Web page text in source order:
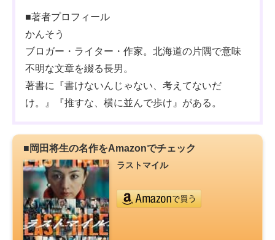
■著者プロフィール
かんそう
ブロガー・ライター・作家。北海道の片隅で意味
不明な文章を綴る長男。
著書に『書けないんじゃない、考えてないだ
け。』『推すな、横に並んで歩け』がある。
■岡田将生の名作をAmazonでチェック
ラストマイル